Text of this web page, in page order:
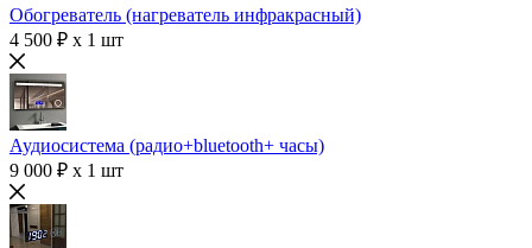
Обогреватель (нагреватель инфракрасный)
4 500 ₽ x 1 шт
Аудиосистема (радио+bluetooth+ часы)
9 000 ₽ x 1 шт